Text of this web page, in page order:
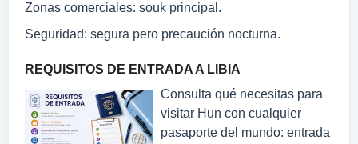
Zonas comerciales: souk principal.
Seguridad: segura pero precaución nocturna.
REQUISITOS DE ENTRADA A LIBIA
Consulta qué necesitas para
visitar Hun con cualquier
pasaporte del mundo: entrada